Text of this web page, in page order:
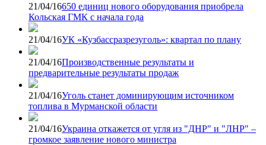
21/04/16650 единиц нового оборудования приобрела
Кольская ГМК с начала года
21/04/16УК «Кузбассразрезуголь»: квартал по плану
21/04/16Производственные результаты и
предварительные результаты продаж
21/04/16Уголь станет доминирующим источником
топлива в Мурманской области
21/04/16Украина откажется от угля из "ДНР" и "ЛНР" –
громкое заявление нового министра